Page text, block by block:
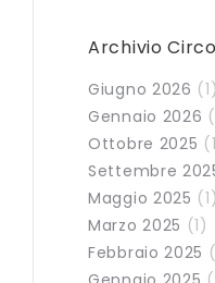
Archivio
Giugno 2026 (1)
Gennaio 2026
Ottobre 2025
Settembre
Maggio 2025 (1)
Marzo 2025 (1)
Febbraio 2025